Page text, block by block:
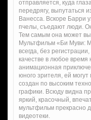
отправляется, куда
передрягу, выпутаться
Ванесса. Вскоре Барри
пчелы, съедают люди.
Тем самым она может
Мультфильм «Би Муви:
всегда, без
качестве в любое
анимационная
юного зрителя, ей
создан по высоким
графики. Всюду видна
яркий, красочный,
мультфильм прекрасно
видеотеки.